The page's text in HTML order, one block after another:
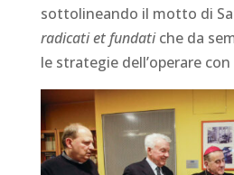
sottolineando il motto di
radicati et fundatiche da
le strategie dell’operare